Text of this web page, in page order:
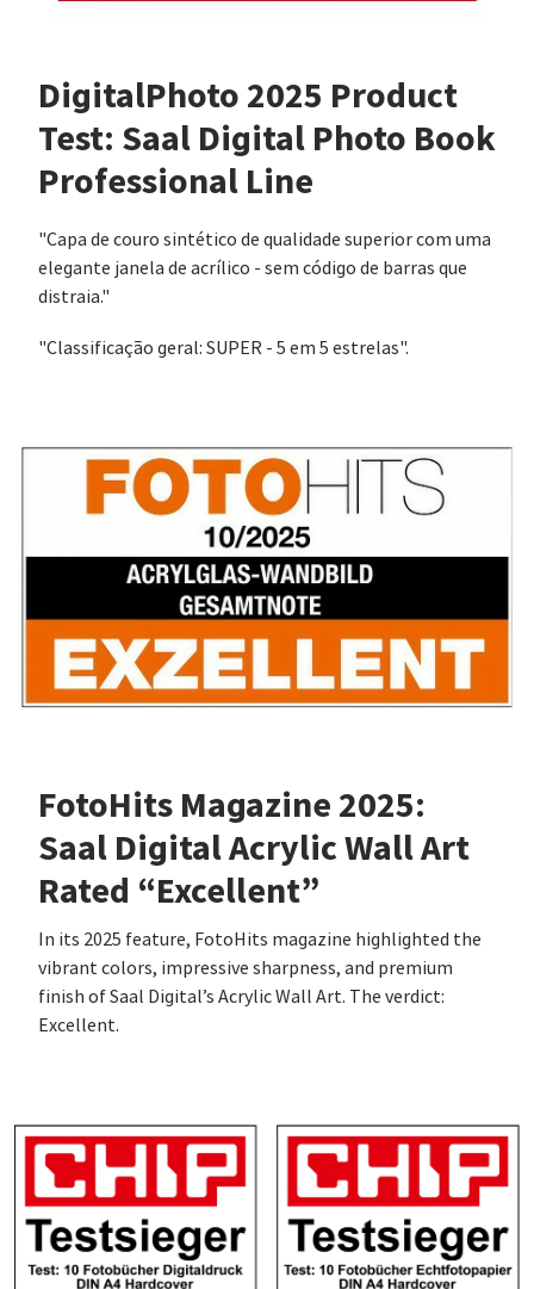
DigitalPhoto 2025 Product
Test: Saal Digital Photo Book
Professional Line
"Capa de couro sintético de qualidade superior com uma
elegante janela de acrílico - sem código de barras que
distraia."
"Classificação geral: SUPER - 5 em 5 estrelas".
FotoHits Magazine 2025:
Saal Digital Acrylic Wall Art
Rated “Excellent”
In its 2025 feature, FotoHits magazine highlighted the
vibrant colors, impressive sharpness, and premium
finish of Saal Digital’s Acrylic Wall Art. The verdict:
Excellent.